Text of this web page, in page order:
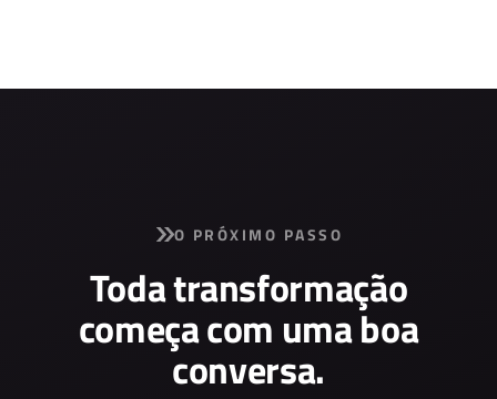
O PRÓXIMO PASSO
Toda transformação
começa com uma boa
conversa.